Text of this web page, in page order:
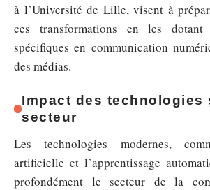
à l’Université de Lille, visent à
ces transformations en les dotant
spécifiques en communication
des médias.
Impact des technologies
secteur
Les technologies modernes,
artificielle et l’apprentissage
profondément le secteur de la